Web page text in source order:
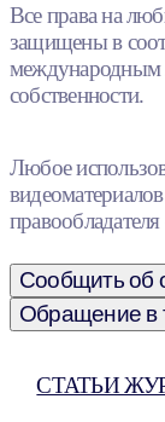
Все права на
защищены в
международным
собственности.
Любое
Сообщить об
Обращение в
СТАТЬИ